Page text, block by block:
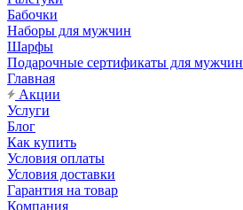
Бабочки
Наборы для мужчин
Шарфы
Подарочные сертификаты для мужчин
Главная
Акции
Услуги
Блог
Как купить
Условия оплаты
Условия доставки
Гарантия на товар
Компания